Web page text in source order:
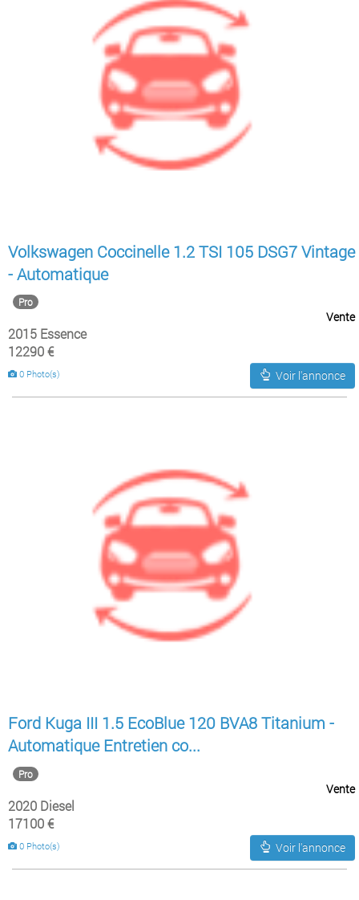
Volkswagen Coccinelle 1.2 TSI 105 DSG7 Vintage
- Automatique
Pro
Vente
2015 Essence
12290 €
Voir l'annonce
0 Photo(s)
Ford Kuga III 1.5 EcoBlue 120 BVA8 Titanium -
Automatique Entretien co...
Pro
Vente
2020 Diesel
17100 €
Voir l'annonce
0 Photo(s)